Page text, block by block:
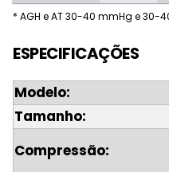
* AGH e AT 30-40 mmHg e
ESPECIFICAÇÕES
Modelo:
Tamanho:
Compressão: